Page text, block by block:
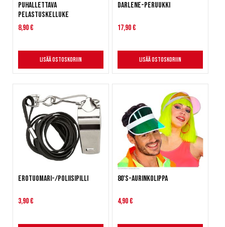
Puhallettava
pelastuskelluke
8,90 €
Lisää ostoskoriin
Darlene-peruukki
17,90 €
Lisää ostoskoriin
Erotuomari-/poliisipilli
3,90 €
80's-aurinkolippa
4,90 €